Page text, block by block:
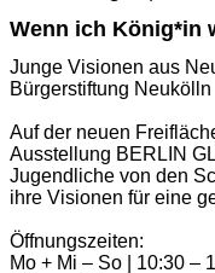
Wenn ich König*in
Junge Visionen aus
Bürgerstiftung Neukölln
Auf der neuen
Ausstellung BERLIN
Jugendliche von den
ihre Visionen für eine
Öffnungszeiten:
Mo + Mi – So | 10:30 –